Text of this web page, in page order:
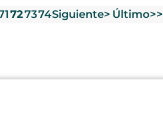
727374Siguiente> Último>>